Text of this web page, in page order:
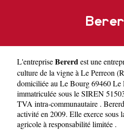
L'entrepriseBererdest une
culture de la vigne à Le Perreon (
domiciliée au Le Bourg 69460 Le
immatriculée sous le SIREN
TVA intra-communautaire .
activité en 2009. Elle exerce sous
agricole à responsabilité limitée .